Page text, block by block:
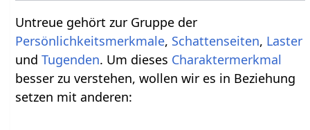
Untreue gehört zur Gruppe der
Persönlichkeitsmerkmale, Schattenseiten, Laster
undTugenden. Um dieses Charaktermerkmal
besser zu verstehen, wollen wir es in Beziehung
setzen mit anderen: